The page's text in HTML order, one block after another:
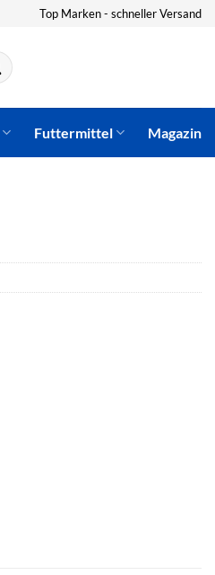
Top Marken - schneller Versand
Futtermittel Magazin